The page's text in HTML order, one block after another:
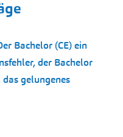
Bachelor (CE) ein
der Bachelor
gelungenes